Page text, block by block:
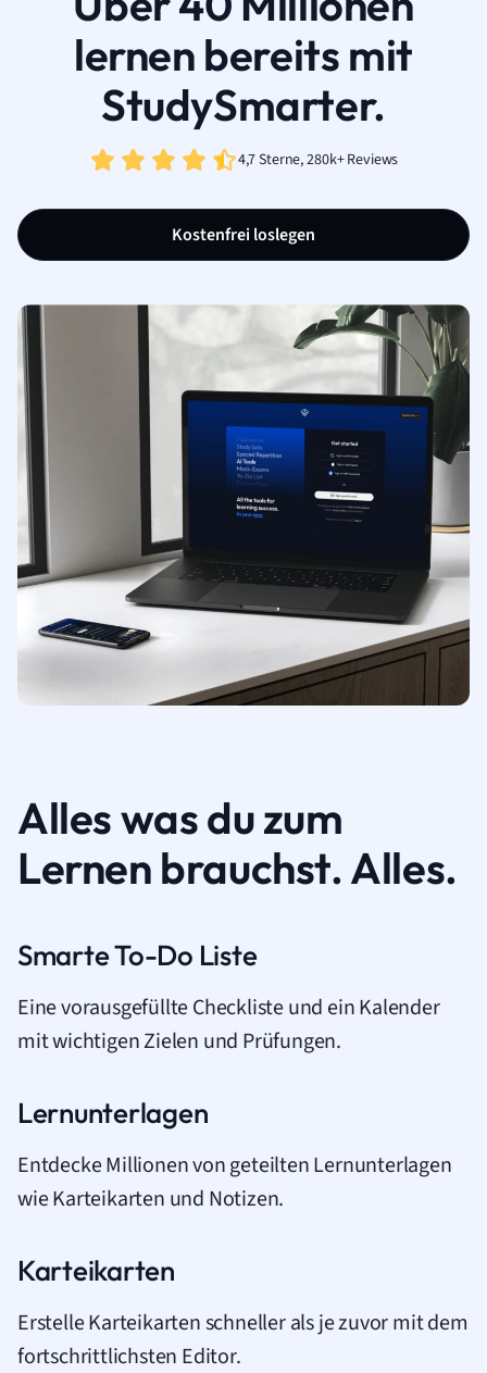
lernen bereits mit
StudySmarter.
4,7 Sterne, 280k+ Reviews
Kostenfrei loslegen
Alles was du zum
Lernen brauchst. Alles.
Smarte To-Do Liste
Eine vorausgefüllte Checkliste und ein Kalender
mit wichtigen Zielen und Prüfungen.
Lernunterlagen
Entdecke Millionen von geteilten Lernunterlagen
wie Karteikarten und Notizen.
Karteikarten
Erstelle Karteikarten schneller als je zuvor mit dem
fortschrittlichsten Editor.